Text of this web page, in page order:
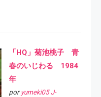
「HQ」菊池桃子 青
春のいじわる 1984
年
por yumeki05 J-